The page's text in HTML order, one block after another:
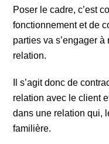
Poser le cadre, c’est
fonctionnement et de
parties va s’engager
relation.
Il s’agit donc de
relation avec le client
dans une relation qui,
familière.